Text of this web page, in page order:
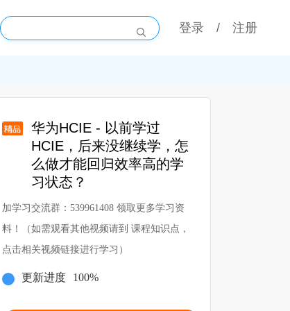
登录 / 注册
华为HCIE - 以前学过
HCIE，后来没继续学，怎
么做才能回归效率高的学
习状态？
加学习交流群：539961408 领取更多学习资
料！（如需观看其他视频请到 课程知识点，
点击相关视频链接进行学习）
更新进度 100%